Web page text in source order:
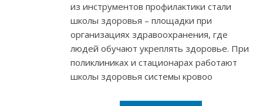
из инструментов профилактики стали
школы здоровья – площадки при
организациях здравоохранения, где
людей обучают укреплять здоровье. При
поликлиниках и стационарах работают
школы здоровья системы кровоо